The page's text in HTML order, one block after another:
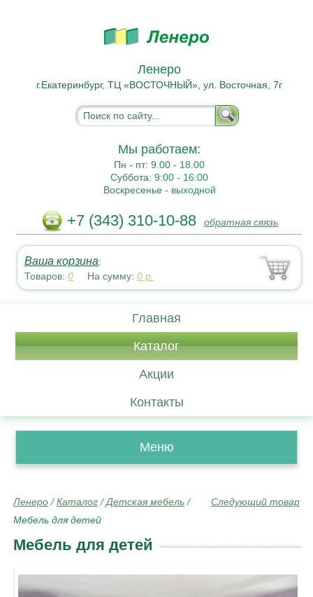
Ленеро
г.Екатеринбург, ТЦ «ВОСТОЧНЫЙ», ул. Восточная, 7г
Мы работаем:
Пн - пт:9.00 - 18.00
Суббота:9:00 - 16:00
Воскресенье - выходной
+7 (343) 310-10-88 обратная связь
Ваша корзина:
Товаров:0 На сумму:0 р.
Главная
Каталог
Акции
Контакты
Меню
Следующий товар
Ленеро /Каталог /Детская мебель /
Мебель для детей
Мебель для детей